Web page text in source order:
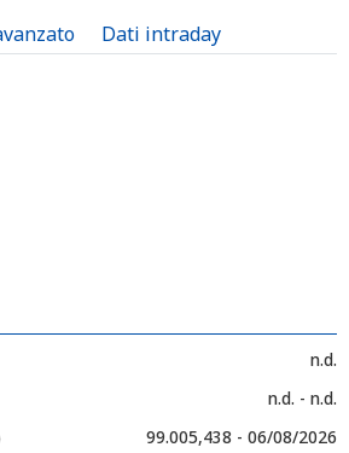
Dati intraday
n.d.
n.d. - n.d.
99.005,438 - 06/08/2026